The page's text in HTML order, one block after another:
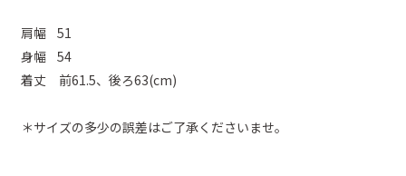
肩幅 51
身幅 54
着丈 前61.5、後ろ63(cm)
＊サイズの多少の誤差はご了承くださいませ。